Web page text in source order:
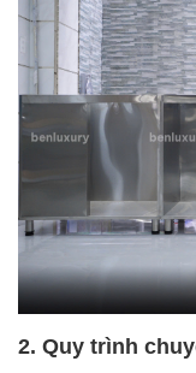
2. Quy trình